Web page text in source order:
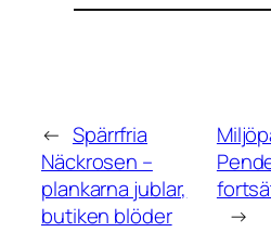
← Spärrfria
Näckrosen –
plankarna jublar,
butiken blöder
→